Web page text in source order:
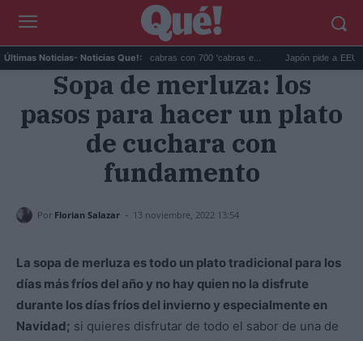
Últimas Noticias- Noticias Que!:
Galápagos eliminó 140.000 cabras con 700 'cabras e... Japón pide a EEUU
Sopa de merluza: los
pasos para hacer un plato
de cuchara con
fundamento
Por Florian Salazar - 13 noviembre, 2022 13:54
La sopa de merluza es todo un plato tradicional para los
días más fríos del año y no hay quien no la disfrute
durante los días fríos del invierno y especialmente en
Navidad; si quieres disfrutar de todo el sabor de una de